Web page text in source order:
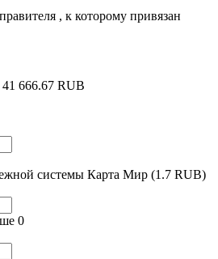
, к которому привязан
41 666.67 RUB
системы Карта Мир (1.7 RUB)
0